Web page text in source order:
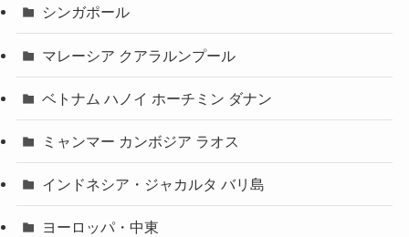
シンガポール
マレーシア クアラルンプール
ベトナム ハノイ ホーチミン ダナン
ミャンマー カンボジア ラオス
インドネシア・ジャカルタ バリ島
ヨーロッパ・中東